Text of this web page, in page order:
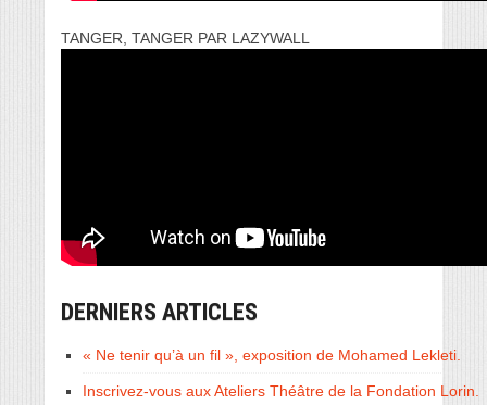
TANGER, TANGER PAR LAZYWALL
DERNIERS ARTICLES
« Ne tenir qu’à un fil », exposition de Mohamed Lekleti.
Inscrivez-vous aux Ateliers Théâtre de la Fondation Lorin.